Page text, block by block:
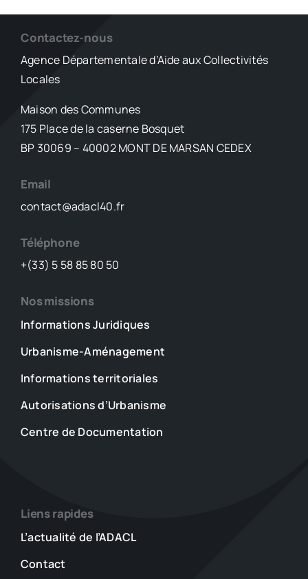
Contactez-nous
Agence Départementale d’Aide aux Collectivités
Locales
Maison des Communes
175 Place de la caserne Bosquet
BP 30069 – 40002 MONT DE MARSAN CEDEX
Email
contact@adacl40.fr
Téléphone
+(33) 5 58 85 80 50
Nos missions
Informations Juridiques
Urbanisme-Aménagement
Informations territoriales
Autorisations d’Urbanisme
Centre de Documentation
Liens rapides
L’actualité de l’ADACL
Contact